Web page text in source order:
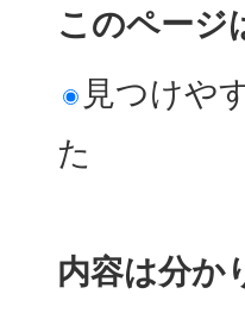
このページ
見つけや
た
内容は分か